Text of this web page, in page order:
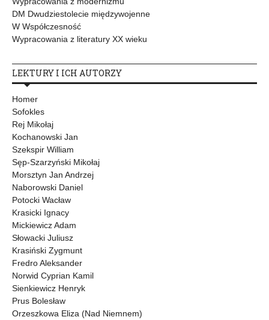
DM Dwudziestolecie międzywojenne
W Współczesność
Wypracowania z literatury XX wieku
LEKTURY I ICH AUTORZY
Homer
Sofokles
Rej Mikołaj
Kochanowski Jan
Szekspir William
Sęp-Szarzyński Mikołaj
Morsztyn Jan Andrzej
Naborowski Daniel
Potocki Wacław
Krasicki Ignacy
Mickiewicz Adam
Słowacki Juliusz
Krasiński Zygmunt
Fredro Aleksander
Norwid Cyprian Kamil
Sienkiewicz Henryk
Prus Bolesław
Orzeszkowa Eliza (Nad Niemnem)